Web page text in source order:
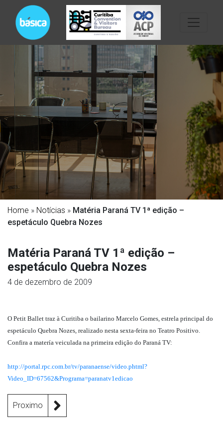
Home » Notícias » Matéria Paraná TV 1ª edição –
espetáculo Quebra Nozes
Matéria Paraná TV 1ª edição –
espetáculo Quebra Nozes
4 de dezembro de 2009
O Petit Ballet traz à Curitiba o bailarino Marcelo Gomes, estrela principal do
espetáculo Quebra Nozes, realizado nesta sexta-feira no Teatro Positivo.
Confira a matería veiculada na primeira edição do Paraná TV:
http://portal.rpc.com.br/tv/paranaense/video.phtml?
Video_ID=67562&Programa=paranatv1edicao
Proximo